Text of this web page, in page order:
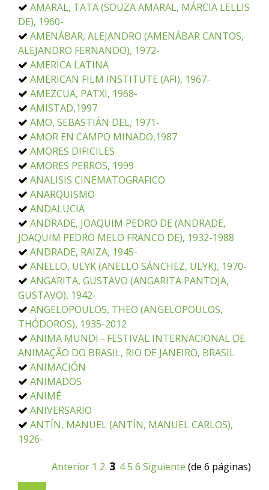
AMARAL, TATA (SOUZA AMARAL, MÁRCIA LELLIS
DE), 1960-
AMENÁBAR, ALEJANDRO (AMENÁBAR CANTOS,
ALEJANDRO FERNANDO), 1972-
AMERICA LATINA
AMERICAN FILM INSTITUTE (AFI), 1967-
AMEZCUA, PATXI, 1968-
AMISTAD,1997
AMO, SEBASTIÁN DEL, 1971-
AMOR EN CAMPO MINADO,1987
AMORES DIFICILES
AMORES PERROS, 1999
ANALISIS CINEMATOGRAFICO
ANARQUISMO
ANDALUCIA
ANDRADE, JOAQUIM PEDRO DE (ANDRADE,
JOAQUIM PEDRO MELO FRANCO DE), 1932-1988
ANDRADE, RAIZA, 1945-
ANELLO, ULYK (ANELLO SÁNCHEZ, ULYK), 1970-
ANGARITA, GUSTAVO (ANGARITA PANTOJA,
GUSTAVO), 1942-
ANGELOPOULOS, THEO (ANGELOPOULOS,
THÓDOROS), 1935-2012
ANIMA MUNDI - FESTIVAL INTERNACIONAL DE
ANIMAÇÃO DO BRASIL, RIO DE JANEIRO, BRASIL
ANIMACIÓN
ANIMADOS
ANIMÉ
ANIVERSARIO
ANTÍN, MANUEL (ANTÍN, MANUEL CARLOS),
1926-
Anterior 1 2 3 45 6 Siguiente (de 6 páginas)